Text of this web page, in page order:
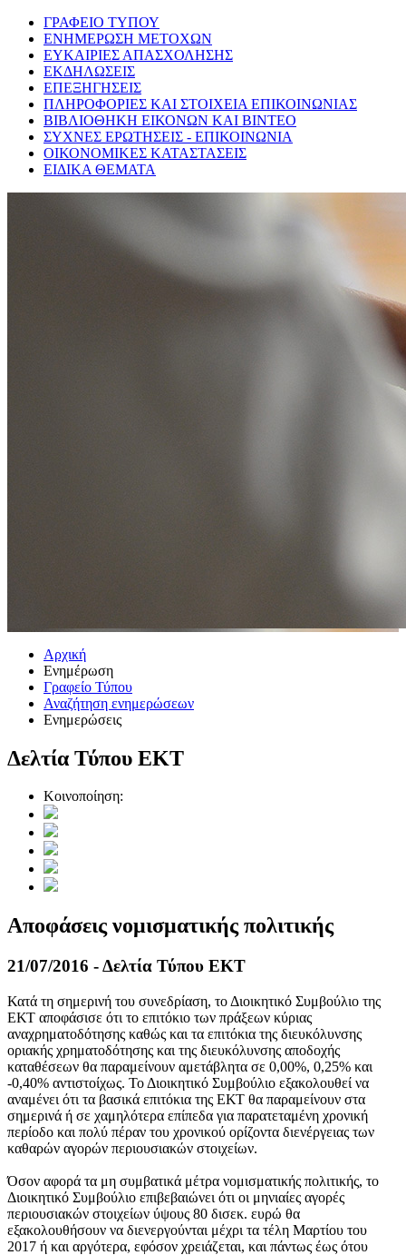
ΓΡΑΦΕΙΟ ΤΥΠΟΥ
ΕΝΗΜΕΡΩΣΗ ΜΕΤΟΧΩΝ
ΕΥΚΑΙΡΙΕΣ ΑΠΑΣΧΟΛΗΣΗΣ
ΕΚΔΗΛΩΣΕΙΣ
ΕΠΕΞΗΓΗΣΕΙΣ
ΠΛΗΡΟΦΟΡΙΕΣ ΚΑΙ ΣΤΟΙΧΕΙΑ ΕΠΙΚΟΙΝΩΝΙΑΣ
ΒΙΒΛΙΟΘΗΚΗ ΕΙΚΟΝΩΝ ΚΑΙ ΒΙΝΤΕΟ
ΣΥΧΝΕΣ ΕΡΩΤΗΣΕΙΣ - ΕΠΙΚΟΙΝΩΝΙΑ
ΟΙΚΟΝΟΜΙΚΕΣ ΚΑΤΑΣΤΑΣΕΙΣ
ΕΙΔΙΚΑ ΘΕΜΑΤΑ
Αρχική
Ενημέρωση
Γραφείο Τύπου
Αναζήτηση ενημερώσεων
Ενημερώσεις
Δελτία Τύπου ΕΚΤ
Κοινοποίηση:
Αποφάσεις νομισματικής πολιτικής
21/07/2016 - Δελτία Τύπου ΕΚΤ
Κατά τη σημερινή του συνεδρίαση, το Διοικητικό Συμβούλιο της
ΕΚΤ αποφάσισε ότι το επιτόκιο των πράξεων κύριας
αναχρηματοδότησης καθώς και τα επιτόκια της διευκόλυνσης
οριακής χρηματοδότησης και της διευκόλυνσης αποδοχής
καταθέσεων θα παραμείνουν αμετάβλητα σε 0,00%, 0,25% και
-0,40% αντιστοίχως. Το Διοικητικό Συμβούλιο εξακολουθεί να
αναμένει ότι τα βασικά επιτόκια της ΕΚΤ θα παραμείνουν στα
σημερινά ή σε χαμηλότερα επίπεδα για παρατεταμένη χρονική
περίοδο και πολύ πέραν του χρονικού ορίζοντα διενέργειας των
καθαρών αγορών περιουσιακών στοιχείων.
Όσον αφορά τα μη συμβατικά μέτρα νομισματικής πολιτικής, το
Διοικητικό Συμβούλιο επιβεβαιώνει ότι οι μηνιαίες αγορές
περιουσιακών στοιχείων ύψους 80 δισεκ. ευρώ θα
εξακολουθήσουν να διενεργούνται μέχρι τα τέλη Μαρτίου του
2017 ή και αργότερα, εφόσον χρειάζεται, και πάντως έως ότου